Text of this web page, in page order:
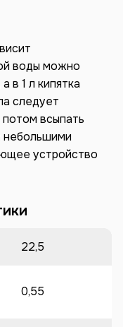
воды можно
в 1 л кипятка
следует
всыпать
небольшими
устройство
22,5
0,55